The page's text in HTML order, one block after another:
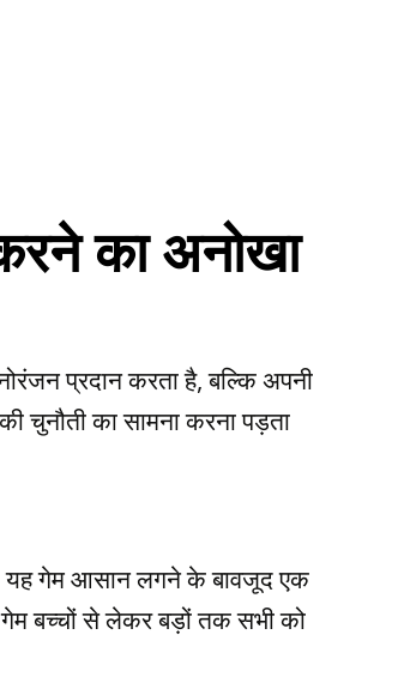
का अनोखा
प्रदान करता है, बल्कि अपनी
चुनौती का सामना करना पड़ता
यह गेम आसान लगने के बावजूद एक
गेम बच्चों से लेकर बड़ों तक सभी को